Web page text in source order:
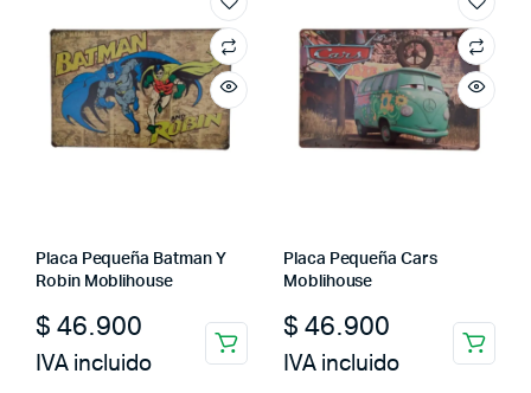
Placa Pequeña Batman Y
Robin Moblihouse
$ 46.900
IVA incluido
Placa Pequeña Cars
Moblihouse
$ 46.900
IVA incluido